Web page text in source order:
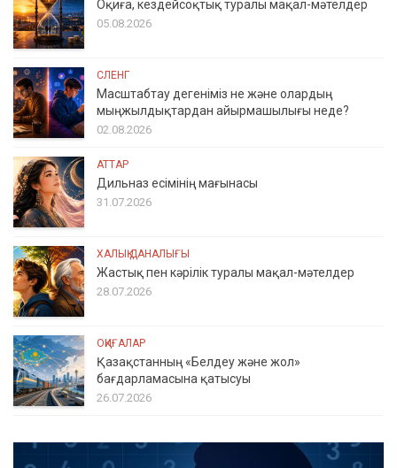
Оқиға, кездейсоқтық туралы мақал-мәтелдер
05.08.2026
СЛЕНГ
Масштабтау дегеніміз не және олардың
мыңжылдықтардан айырмашылығы неде?
02.08.2026
АТТАР
Дильназ есімінің мағынасы
31.07.2026
ХАЛЫҚ ДАНАЛЫҒЫ
Жастық пен кәрілік туралы мақал-мәтелдер
28.07.2026
ОҚИҒАЛАР
Қазақстанның «Белдеу және жол»
бағдарламасына қатысуы
26.07.2026